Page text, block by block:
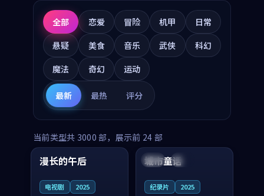
全部 恋爱 冒险 机甲
日常
悬疑
美食 音乐 武侠
科幻
魔法
奇幻 运动
最新 最热 评分
当前类型共 3000 部，展示前 24 部
中国 高分
99:16
漫长的午后
电视剧 2025
美国 院线
城市童话
纪录片 2025